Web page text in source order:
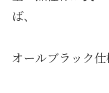
ば、
オールブラック仕